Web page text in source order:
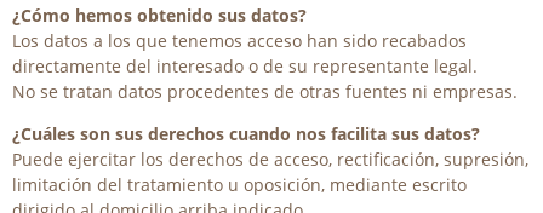
¿Cómo hemos obtenido sus datos?
Los datos a los que tenemos acceso han sido recabados
directamente del interesado o de su representante legal.
No se tratan datos procedentes de otras fuentes ni empresas.
¿Cuáles son sus derechos cuando nos facilita sus datos?
Puede ejercitar los derechos de acceso, rectificación, supresión,
limitación del tratamiento u oposición, mediante escrito